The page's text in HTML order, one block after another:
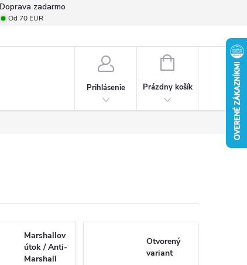
Doprava zadarmo
Od 70 EUR
Prihlásenie
NÁKUPNÝ
Prázdny košík
Marshallov
útok / Anti-
Marshall
Otvorený
variant